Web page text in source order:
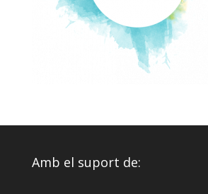
Amb el suport de: